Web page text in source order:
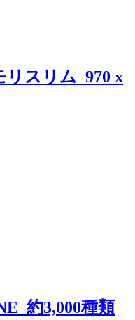
スリム_970 x
約3,000種類